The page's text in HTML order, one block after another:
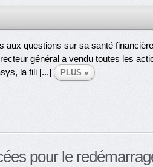
aux questions sur sa santé
général a vendu toutes les
la fili [...]
PLUS »
pour le